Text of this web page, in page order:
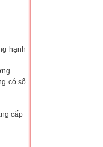
hạnh
có số
cấp